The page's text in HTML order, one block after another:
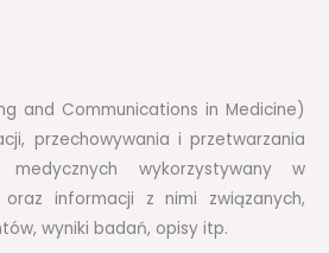
and Communications in Medicine)
przechowywania i przetwarzania
wykorzystywany w
oraz informacji z nimi związanych,
wyniki badań, opisy itp.